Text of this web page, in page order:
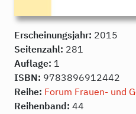
Erscheinungsjahr: 2015
Seitenzahl: 281
Auflage: 1
ISBN: 9783896912442
Reihe: Forum Frauen- und
Reihenband: 44